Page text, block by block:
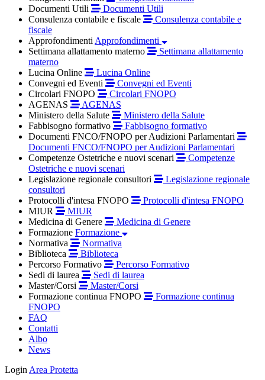
Documenti Utili
Documenti Utili
Consulenza contabile e fiscale
Consulenza contabile e
fiscale
Approfondimenti Approfondimenti
Settimana allattamento materno
Settimana allattamento
materno
Lucina Online
Lucina Online
Convegni ed Eventi
Convegni ed Eventi
Circolari FNOPO
Circolari FNOPO
AGENAS
AGENAS
Ministero della Salute
Ministero della Salute
Fabbisogno formativo
Fabbisogno formativo
Documenti FNCO/FNOPO per Audizioni Parlamentari
Documenti FNCO/FNOPO per Audizioni Parlamentari
Competenze Ostetriche e nuovi scenari
Competenze
Ostetriche e nuovi scenari
Legislazione regionale consultori
Legislazione regionale
consultori
Protocolli d'intesa FNOPO
Protocolli d'intesa FNOPO
MIUR
MIUR
Medicina di Genere
Medicina di Genere
Formazione Formazione
Normativa
Normativa
Biblioteca
Biblioteca
Percorso Formativo
Percorso Formativo
Sedi di laurea
Sedi di laurea
Master/Corsi
Master/Corsi
Formazione continua FNOPO
Formazione continua
FNOPO
FAQ
Contatti
Albo
News
Login Area Protetta